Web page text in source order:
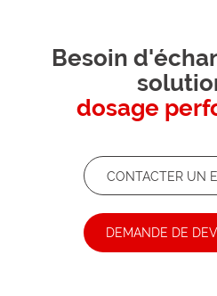
Besoin
dosage
CONTACTER UN
DEMANDE DE